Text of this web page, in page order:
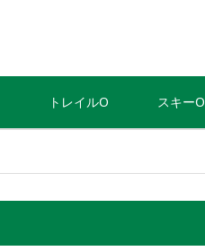
トレイルO スキーO